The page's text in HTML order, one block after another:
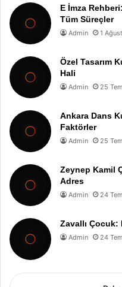
E İmza
Tüm Süreçler
Admin 1
Özel Tasarım
Hali
Admin 25
Ankara Dans
Faktörler
Admin 25
Zeynep Kamil
Adres
Admin 24
Zavallı Çocuk:
Admin 24